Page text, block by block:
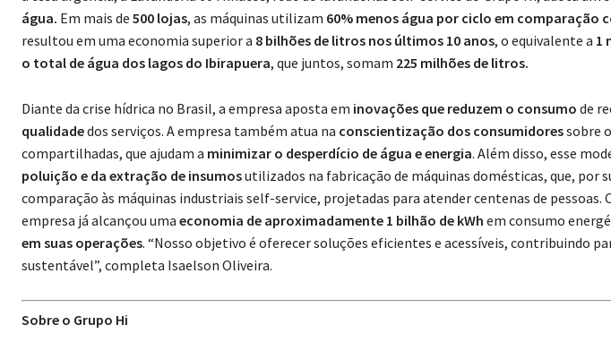
água. Em mais de 500 lojas, as máquinas utilizam 60% menos água por ciclo em comparação
resultou em uma economia superior a 8 bilhões de litros nos últimos 10 anos, o equivalente a 1
o total de água dos lagos do Ibirapuera, que juntos, somam 225 milhões de litros.
Diante da crise hídrica no Brasil, a empresa aposta em inovações que reduzem o consumo de
qualidadedos serviços. A empresa também atua na conscientização dos consumidoressobre
compartilhadas, que ajudam a minimizar o desperdício de água e energia. Além disso, esse
poluição e da extração de insumosutilizados na fabricação de máquinas domésticas, que, por
comparação às máquinas industriais self-service, projetadas para atender centenas de pessoas.
empresa já alcançou uma economia de aproximadamente 1 bilhão de kWh em consumo
em suas operações. “Nosso objetivo é oferecer soluções eficientes e acessíveis, contribuindo
sustentável”, completa Isaelson Oliveira.
Sobre o Grupo Hi